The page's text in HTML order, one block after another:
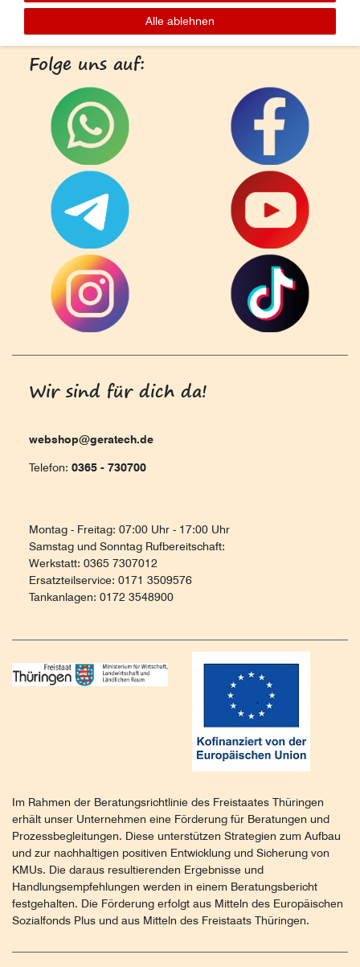
Folge uns auf:
Wir sind für dich da!
webshop@geratech.de
Telefon: 0365 - 730700
Montag - Freitag: 07:00 Uhr - 17:00 Uhr
Samstag und Sonntag Rufbereitschaft:
Werkstatt: 0365 7307012
Ersatzteilservice: 0171 3509576
Tankanlagen: 0172 3548900
Im Rahmen der Beratungsrichtlinie des Freistaates Thüringen
erhält unser Unternehmen eine Förderung für Beratungen und
Prozessbegleitungen. Diese unterstützen Strategien zum Aufbau
und zur nachhaltigen positiven Entwicklung und Sicherung von
KMUs. Die daraus resultierenden Ergebnisse und
Handlungsempfehlungen werden in einem Beratungsbericht
festgehalten. Die Förderung erfolgt aus Mitteln des Europäischen
Sozialfonds Plus und aus Mitteln des Freistaats Thüringen.
Alle ablehnen